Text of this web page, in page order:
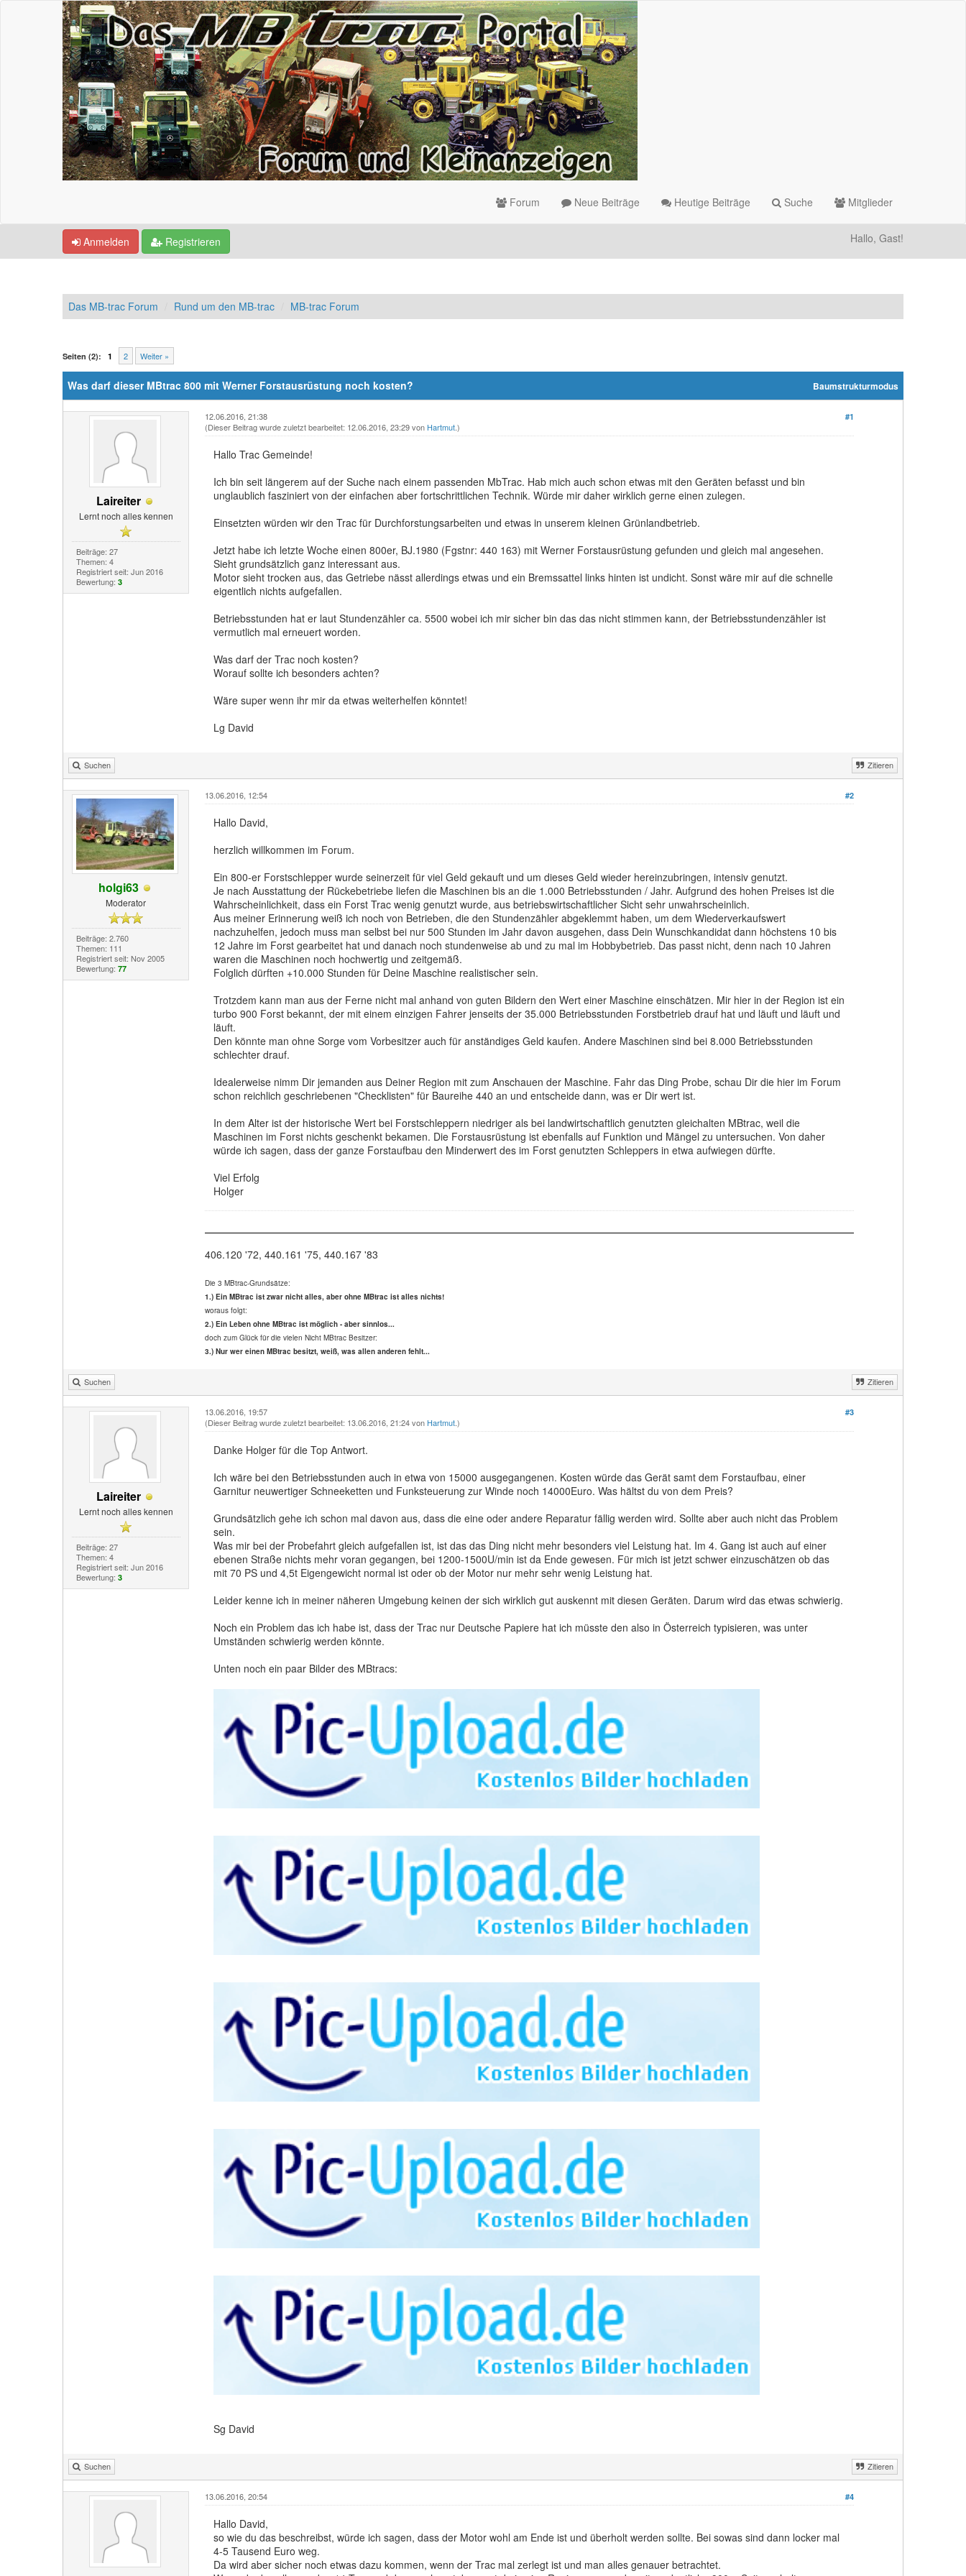
Forum Neue Beiträge Heutige Beiträge Suche Mitglieder
Anmelden Registrieren Hallo, Gast!
Das MB-trac Forum Rund um den MB-trac MB-trac Forum
Seiten (2): 1 2 Weiter »
Baumstrukturmodus
Was darf dieser MBtrac 800 mit Werner Forstausrüstung noch kosten?
Laireiter
Lernt noch alles kennen
Beiträge: 27
Themen: 4
Registriert seit: Jun 2016
Bewertung: 3
#1
12.06.2016, 21:38
(Dieser Beitrag wurde zuletzt bearbeitet: 12.06.2016, 23:29 von Hartmut.)
Hallo Trac Gemeinde!
Ich bin seit längerem auf der Suche nach einem passenden MbTrac. Hab mich auch schon etwas mit den Geräten befasst und bin
unglaublich fasziniert von der einfachen aber fortschrittlichen Technik. Würde mir daher wirklich gerne einen zulegen.
Einsetzten würden wir den Trac für Durchforstungsarbeiten und etwas in unserem kleinen Grünlandbetrieb.
Jetzt habe ich letzte Woche einen 800er, BJ.1980 (Fgstnr: 440 163) mit Werner Forstausrüstung gefunden und gleich mal angesehen.
Sieht grundsätzlich ganz interessant aus.
Motor sieht trocken aus, das Getriebe nässt allerdings etwas und ein Bremssattel links hinten ist undicht. Sonst wäre mir auf die schnelle
eigentlich nichts aufgefallen.
Betriebsstunden hat er laut Stundenzähler ca. 5500 wobei ich mir sicher bin das das nicht stimmen kann, der Betriebsstundenzähler ist
vermutlich mal erneuert worden.
Was darf der Trac noch kosten?
Worauf sollte ich besonders achten?
Wäre super wenn ihr mir da etwas weiterhelfen könntet!
Lg David
Suchen Zitieren
holgi63
Moderator
Beiträge: 2.760
Themen: 111
Registriert seit: Nov 2005
Bewertung: 77
#2
13.06.2016, 12:54
Hallo David,
herzlich willkommen im Forum.
Ein 800-er Forstschlepper wurde seinerzeit für viel Geld gekauft und um dieses Geld wieder hereinzubringen, intensiv genutzt.
Je nach Ausstattung der Rückebetriebe liefen die Maschinen bis an die 1.000 Betriebsstunden / Jahr. Aufgrund des hohen Preises ist die
Wahrscheinlichkeit, dass ein Forst Trac wenig genutzt wurde, aus betriebswirtschaftlicher Sicht sehr unwahrscheinlich.
Aus meiner Erinnerung weiß ich noch von Betrieben, die den Stundenzähler abgeklemmt haben, um dem Wiederverkaufswert
nachzuhelfen, jedoch muss man selbst bei nur 500 Stunden im Jahr davon ausgehen, dass Dein Wunschkandidat dann höchstens 10 bis
12 Jahre im Forst gearbeitet hat und danach noch stundenweise ab und zu mal im Hobbybetrieb. Das passt nicht, denn nach 10 Jahren
waren die Maschinen noch hochwertig und zeitgemäß.
Folglich dürften +10.000 Stunden für Deine Maschine realistischer sein.
Trotzdem kann man aus der Ferne nicht mal anhand von guten Bildern den Wert einer Maschine einschätzen. Mir hier in der Region ist ein
turbo 900 Forst bekannt, der mit einem einzigen Fahrer jenseits der 35.000 Betriebsstunden Forstbetrieb drauf hat und läuft und läuft und
läuft.
Den könnte man ohne Sorge vom Vorbesitzer auch für anständiges Geld kaufen. Andere Maschinen sind bei 8.000 Betriebsstunden
schlechter drauf.
Idealerweise nimm Dir jemanden aus Deiner Region mit zum Anschauen der Maschine. Fahr das Ding Probe, schau Dir die hier im Forum
schon reichlich geschriebenen "Checklisten" für Baureihe 440 an und entscheide dann, was er Dir wert ist.
In dem Alter ist der historische Wert bei Forstschleppern niedriger als bei landwirtschaftlich genutzten gleichalten MBtrac, weil die
Maschinen im Forst nichts geschenkt bekamen. Die Forstausrüstung ist ebenfalls auf Funktion und Mängel zu untersuchen. Von daher
würde ich sagen, dass der ganze Forstaufbau den Minderwert des im Forst genutzten Schleppers in etwa aufwiegen dürfte.
Viel Erfolg
Holger
406.120 '72, 440.161 '75, 440.167 '83
Die 3 MBtrac-Grundsätze:
1.) Ein MBtrac ist zwar nicht alles, aber ohne MBtrac ist alles nichts!
woraus folgt:
2.) Ein Leben ohne MBtrac ist möglich - aber sinnlos...
doch zum Glück für die vielen Nicht MBtrac Besitzer:
3.) Nur wer einen MBtrac besitzt, weiß, was allen anderen fehlt...
Suchen Zitieren
Laireiter
Lernt noch alles kennen
Beiträge: 27
Themen: 4
Registriert seit: Jun 2016
Bewertung: 3
#3
13.06.2016, 19:57
(Dieser Beitrag wurde zuletzt bearbeitet: 13.06.2016, 21:24 von Hartmut.)
Danke Holger für die Top Antwort.
Ich wäre bei den Betriebsstunden auch in etwa von 15000 ausgegangenen. Kosten würde das Gerät samt dem Forstaufbau, einer
Garnitur neuwertiger Schneeketten und Funksteuerung zur Winde noch 14000Euro. Was hältst du von dem Preis?
Grundsätzlich gehe ich schon mal davon aus, dass die eine oder andere Reparatur fällig werden wird. Sollte aber auch nicht das Problem
sein.
Was mir bei der Probefahrt gleich aufgefallen ist, ist das das Ding nicht mehr besonders viel Leistung hat. Im 4. Gang ist auch auf einer
ebenen Straße nichts mehr voran gegangen, bei 1200-1500U/min ist da Ende gewesen. Für mich ist jetzt schwer einzuschätzen ob das
mit 70 PS und 4,5t Eigengewicht normal ist oder ob der Motor nur mehr sehr wenig Leistung hat.
Leider kenne ich in meiner näheren Umgebung keinen der sich wirklich gut auskennt mit diesen Geräten. Darum wird das etwas schwierig.
Noch ein Problem das ich habe ist, dass der Trac nur Deutsche Papiere hat ich müsste den also in Österreich typisieren, was unter
Umständen schwierig werden könnte.
Unten noch ein paar Bilder des MBtracs:
Sg David
Suchen Zitieren
#4
13.06.2016, 20:54
Hallo David,
so wie du das beschreibst, würde ich sagen, dass der Motor wohl am Ende ist und überholt werden sollte. Bei sowas sind dann locker mal
4-5 Tausend Euro weg.
Da wird aber sicher noch etwas dazu kommen, wenn der Trac mal zerlegt ist und man alles genauer betrachtet.